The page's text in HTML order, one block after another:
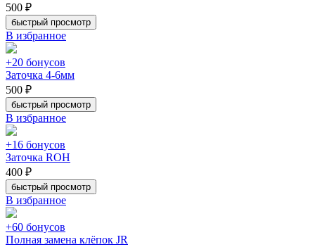
500 ₽
быстрый просмотр
В избранное
+20 бонусов
Заточка 4-6мм
500 ₽
быстрый просмотр
В избранное
+16 бонусов
Заточка ROH
400 ₽
быстрый просмотр
В избранное
+60 бонусов
Полная замена клёпок JR